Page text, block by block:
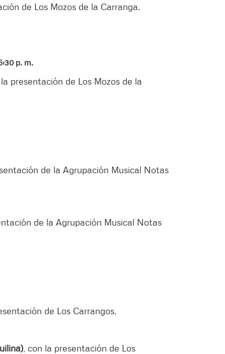
de Los Mozos de la Carranga.
p. m.
presentación de Los Mozos de la
de la Agrupación Musical Notas
de la Agrupación Musical Notas
de Los Carrangos.
, con la presentación de Los